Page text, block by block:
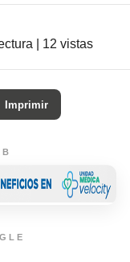
| 12 vistas
Imprimir